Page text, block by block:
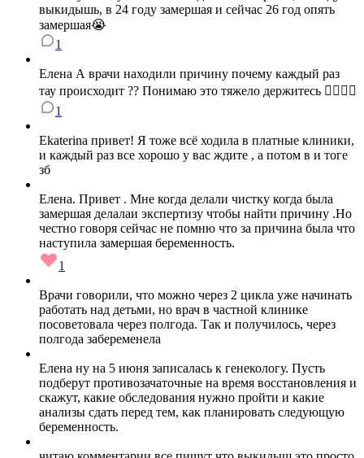
выкидышь, в 24 году замершая и сейчас 26 год опять
замершая😭
1
Елена А врачи находили причину почему каждый раз
тау происходит ?? Понимаю это тяжело держитесь 😮‍💨😮‍💨
1
Ekaterina привет! Я тоже всё ходила в платные клиники,
и каждый раз все хорошо у вас ждите , а потом в и тоге
зб
Елена . Привет . Мне когда делали чистку когда была
замершая делалаи экспертизу чтобы найти причину .Но
честно говоря сейчас не помню что за причина была что
наступила замершая беременность.
1
Врачи говорили, что можно через 2 цикла уже начинать
работать над детьми, но врач в частной клинике
посоветовала через полгода. Так и получилось, через
полгода забеременела
Елена ну на 5 июня записалась к генекологу. Пусть
подберут противозачаточные на время восстановления и
скажут, какие обследования нужно пройти и какие
анализы сдать перед тем, как планировать следующую
беременность.